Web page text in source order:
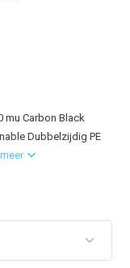
mu Carbon Black
Dubbelzijdig PE